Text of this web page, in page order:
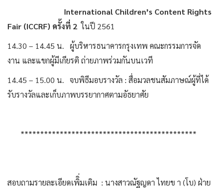
International Children’s Content Rights
Fair (ICCRF) ครั้งที่ 2 ในปี 2561
14.30 – 14.45 น. ผู้บริหารธนาคารกรุงเทพ คณะกรรมการจัด
งาน และแขกผู้มีเกียรติ ถ่ายภาพร่วมกันบนเวที
14.45 – 15.00 น. จบพิธีมอบรางวัล : สื่อมวลชนสัมภาษณ์ผู้ที่ได้
รับรางวัลและเก็บภาพบรรยากาศตามอัธยาศัย
*********************************************
สอบถามรายละเอียดเพิิ่มเติม : นางสาวณัฐญดา ไทยข า (โบ) ฝ่าย